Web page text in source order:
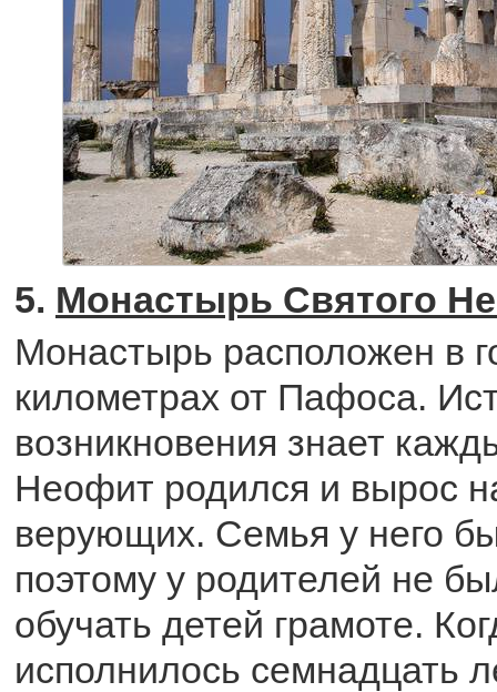
5. Монастырь Святого
Монастырь расположен в
километрах от Пафоса.
возникновения знает
Неофит родился и вырос
верующих. Семья у него
поэтому у родителей не
обучать детей грамоте.
исполнилось семнадцать